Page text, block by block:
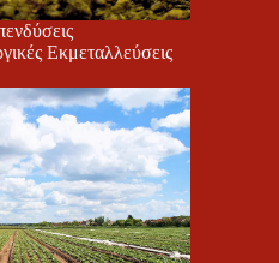
Εκμεταλλεύσεις